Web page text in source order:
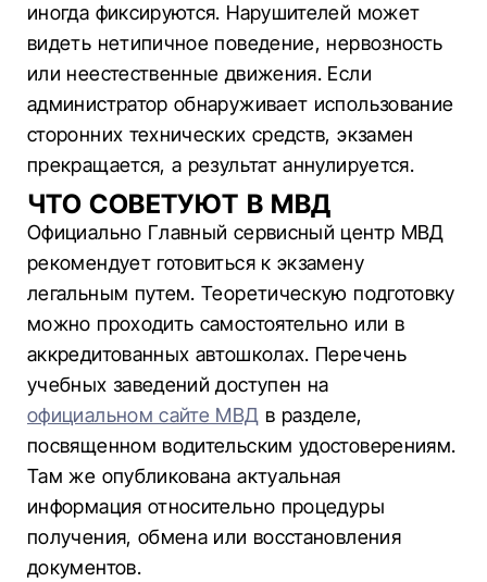
иногда фиксируются. Нарушителей может
видеть нетипичное поведение, нервозность
или неестественные движения. Если
администратор обнаруживает использование
сторонних технических средств, экзамен
прекращается, а результат аннулируется.
ЧТО СОВЕТУЮТ В МВД
Официально Главный сервисный центр МВД
рекомендует готовиться к экзамену
легальным путем. Теоретическую подготовку
можно проходить самостоятельно или в
аккредитованных автошколах. Перечень
учебных заведений доступен на
официальном сайте МВД в разделе,
посвященном водительским удостоверениям.
Там же опубликована актуальная
информация относительно процедуры
получения, обмена или восстановления
документов.